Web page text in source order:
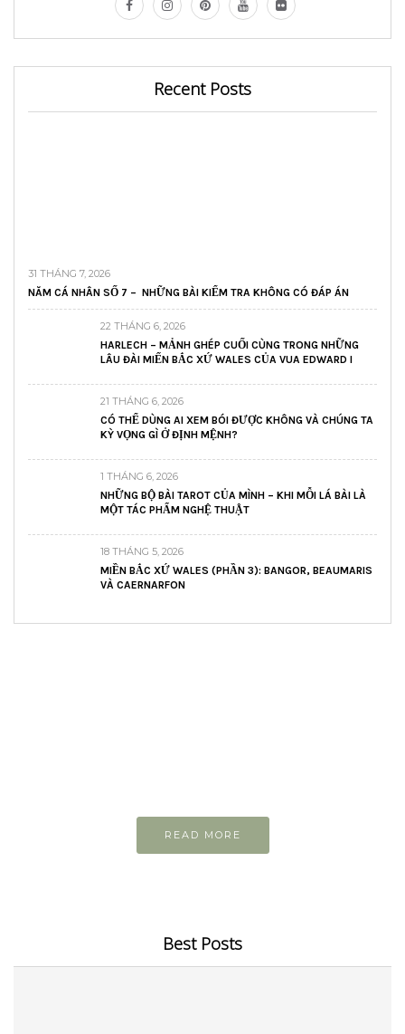
Recent Posts
31 THÁNG 7, 2026
NĂM CÁ NHÂN SỐ 7 – NHỮNG BÀI KIỂM TRA KHÔNG CÓ ĐÁP ÁN
22 THÁNG 6, 2026
HARLECH – MẢNH GHÉP CUỐI CÙNG TRONG NHỮNG
LÂU ĐÀI MIẾN BẮC XỨ WALES CỦA VUA EDWARD I
21 THÁNG 6, 2026
CÓ THỂ DÙNG AI XEM BÓI ĐƯỢC KHÔNG VÀ CHÚNG TA
KỲ VỌNG GÌ Ở ĐỊNH MỆNH?
1 THÁNG 6, 2026
NHỮNG BỘ BÀI TAROT CỦA MÌNH – KHI MỖI LÁ BÀI LÀ
MỘT TÁC PHẨM NGHỆ THUẬT
18 THÁNG 5, 2026
MIỀN BẮC XỨ WALES (PHẦN 3): BANGOR, BEAUMARIS
VÀ CAERNARFON
READ MORE
Best Posts